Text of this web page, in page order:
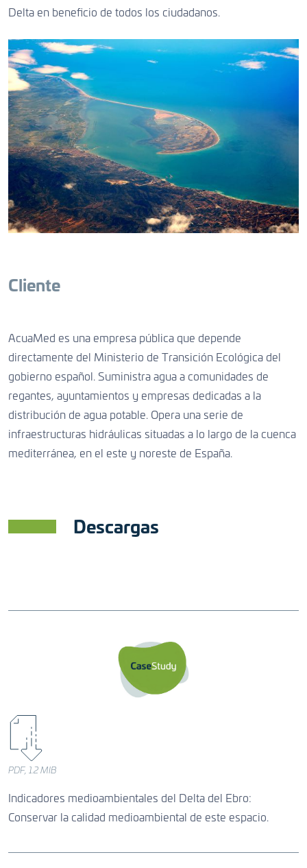
Delta en beneficio de todos los ciudadanos.
Cliente
AcuaMed es una empresa pública que depende
directamente del Ministerio de Transición Ecológica del
gobierno español. Suministra agua a comunidades de
regantes, ayuntamientos y empresas dedicadas a la
distribución de agua potable. Opera una serie de
infraestructuras hidráulicas situadas a lo largo de la cuenca
mediterránea, en el este y noreste de España.
Descargas
PDF, 1.2 MIB
Indicadores medioambientales del Delta del Ebro:
Conservar la calidad medioambiental de este espacio.